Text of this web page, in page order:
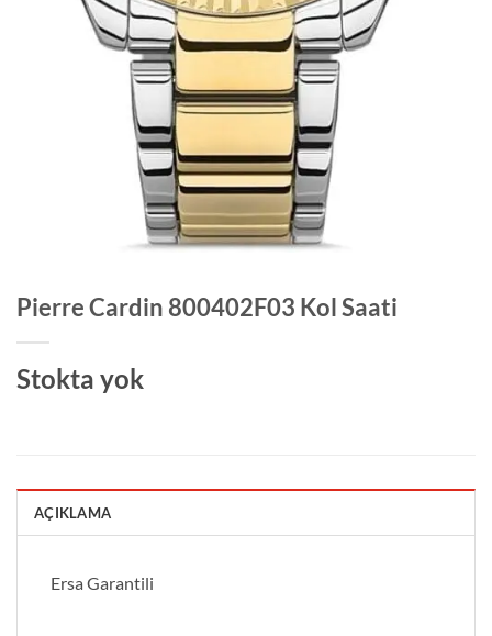
Pierre Cardin 800402F03 Kol Saati
Stokta yok
AÇIKLAMA
Ersa Garantili